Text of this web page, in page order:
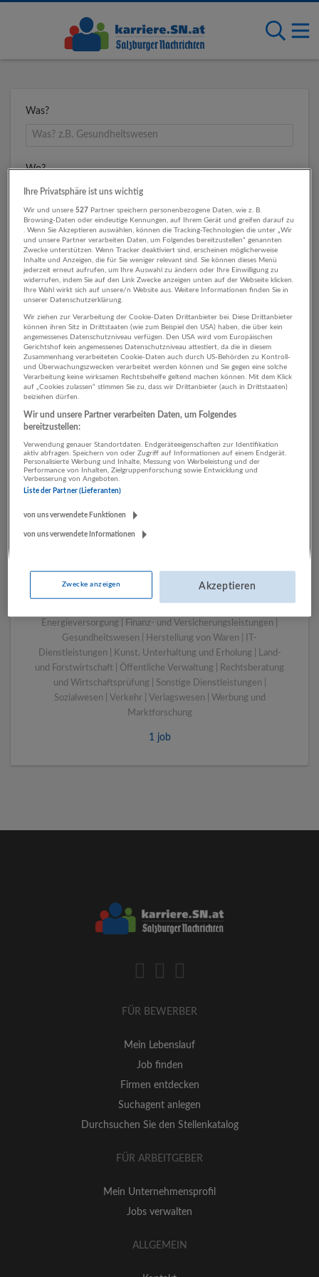
Was?
Wo?
Umkreis
1 Tourismus, Hotel,
Gastronomie Finanz- und
Versicherungsleistungen
LUGSTEIN CONSULTING
Energieversorgung | Finanz- und Versicherungsleistungen |
Gesundheitswesen | Herstellung von Waren | IT-
Dienstleistungen | Kunst, Unterhaltung und Erholung | Land-
und Forstwirtschaft | Öffentliche Verwaltung | Rechtsberatung
und Wirtschaftsprüfung | Sonstige Dienstleistungen |
Sozialwesen | Verkehr | Verlagswesen | Werbung und
Marktforschung
1 job
FÜR BEWERBER
Mein Lebenslauf
Job finden
Firmen entdecken
Suchagent anlegen
Durchsuchen Sie den Stellenkatalog
FÜR ARBEITGEBER
Mein Unternehmensprofil
Jobs verwalten
ALLGEMEIN
Ihre Privatsphäre ist uns wichtig
Wir und unsere 527 Partner speichern personenbezogene Daten, wie z. B.
Browsing-Daten oder eindeutige Kennungen, auf Ihrem Gerät und greifen darauf zu
. Wenn Sie Akzeptieren auswählen, können die Tracking-Technologien die unter „Wir
und unsere Partner verarbeiten Daten, um Folgendes bereitzustellen“ genannten
Zwecke unterstützen. Wenn Tracker deaktiviert sind, erscheinen möglicherweise
Inhalte und Anzeigen, die für Sie weniger relevant sind. Sie können dieses Menü
jederzeit erneut aufrufen, um Ihre Auswahl zu ändern oder Ihre Einwilligung zu
widerrufen, indem Sie auf den Link Zwecke anzeigen unten auf der Webseite klicken.
Ihre Wahl wirkt sich auf unsere/n Website aus. Weitere Informationen finden Sie in
unserer Datenschutzerklärung.
Wir ziehen zur Verarbeitung der Cookie-Daten Drittanbieter bei. Diese Drittanbieter
können ihren Sitz in Drittstaaten (wie zum Beispiel den USA) haben, die über kein
angemessenes Datenschutzniveau verfügen. Den USA wird vom Europäischen
Gerichtshof kein angemessenes Datenschutzniveau attestiert, da die in diesem
Zusammenhang verarbeiteten Cookie-Daten auch durch US-Behörden zu Kontroll-
und Überwachungszwecken verarbeitet werden können und Sie gegen eine solche
Verarbeitung keine wirksamen Rechtsbehelfe geltend machen können. Mit dem Klick
auf „Cookies zulassen“ stimmen Sie zu, dass wir Drittanbieter (auch in Drittstaaten)
beiziehen dürfen.
Wir und unsere Partner verarbeiten Daten, um Folgendes
bereitzustellen:
Verwendung genauer Standortdaten. Endgeräteeigenschaften zur Identifikation
aktiv abfragen. Speichern von oder Zugriff auf Informationen auf einem Endgerät.
Personalisierte Werbung und Inhalte, Messung von Werbeleistung und der
Performance von Inhalten, Zielgruppenforschung sowie Entwicklung und
Verbesserung von Angeboten.
Liste der Partner (Lieferanten)
von uns verwendete Funktionen
von uns verwendete Informationen
Zwecke anzeigen Akzeptieren